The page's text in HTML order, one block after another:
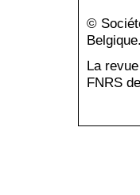
©
Belgique.
La
FNRS